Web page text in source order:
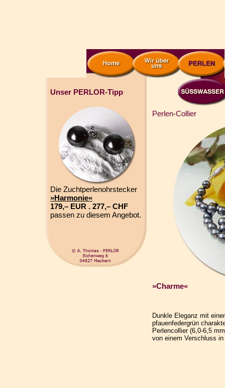
Unser PERLOR-Tipp
Die Zuchtperlenohrstecker
»Harmonie«
179,– EUR . 277,– CHF
passen zu diesem Angebot.
Perlen-Collier
»Charme«
Dunkle Eleganz mit
pfauenfedergrün
Perlencollier (6,0-6,5
von einem Verschluss